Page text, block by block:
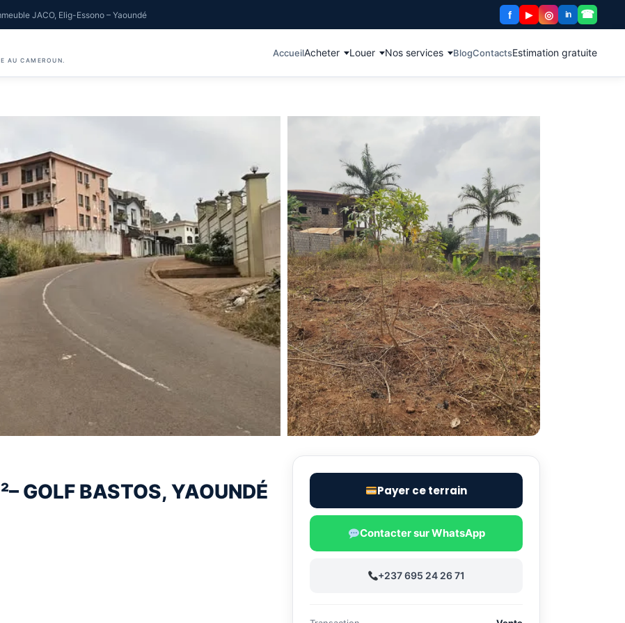
JACO, Elig-Essono – Yaoundé f ▶ ◎ in ☎
AU CAMEROUN.
AccueilAcheter Louer Nos services BlogContactsEstimation gratuite
GOLF BASTOS, YAOUNDÉ Payer ce terrain
Contacter sur WhatsApp
+237 695 24 26 71